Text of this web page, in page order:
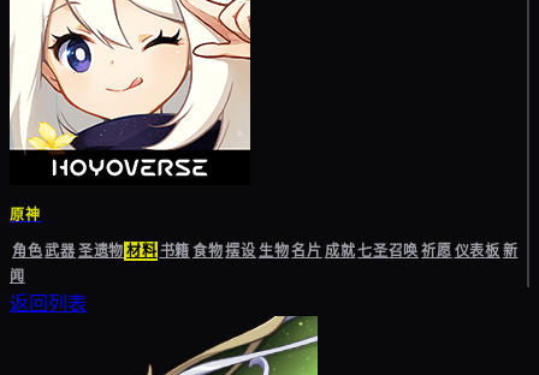
原神
角色武器圣遗物材料书籍食物摆设生物名片成就七圣召唤祈愿仪表板新
闻
返回列表